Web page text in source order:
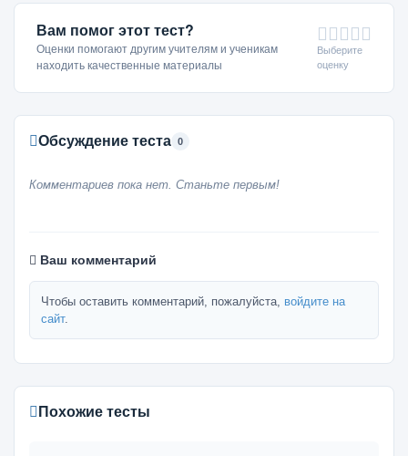
Вам помог этот тест?
Оценки помогают другим учителям и ученикам
находить качественные материалы
Выберите
оценку
Обсуждение теста 0
Комментариев пока нет. Станьте первым!
Ваш комментарий
Чтобы оставить комментарий, пожалуйста, войдите на
сайт.
Похожие тесты